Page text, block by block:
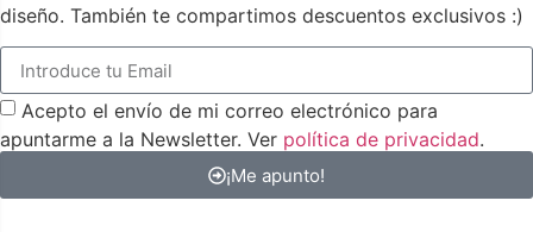
diseño. También te compartimos descuentos exclusivos :)
Acepto el envío de mi correo electrónico para
apuntarme a la Newsletter. Ver política de privacidad.
¡Me apunto!